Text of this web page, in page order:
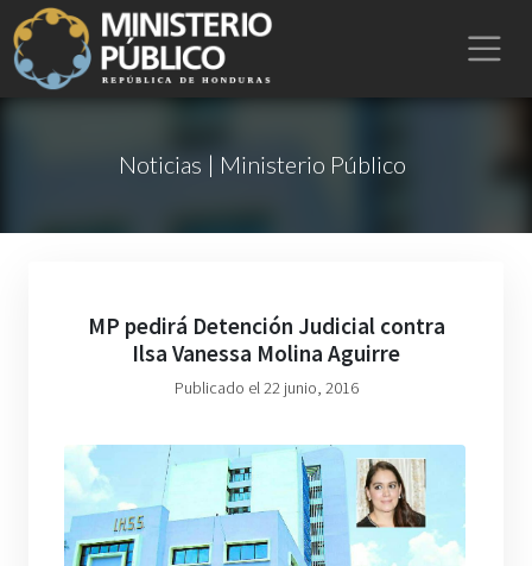
Noticias | Ministerio Público
MP pedirá Detención Judicial contra
Ilsa Vanessa Molina Aguirre
Publicado el 22 junio, 2016